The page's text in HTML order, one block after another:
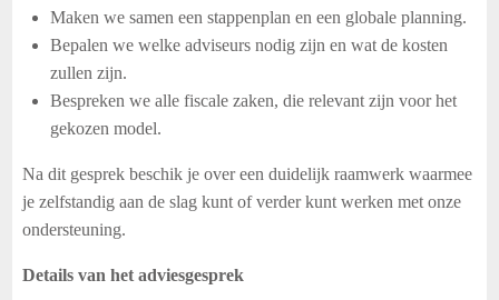
Maken we samen een stappenplan en een globale planning.
Bepalen we welke adviseurs nodig zijn en wat de kosten
zullen zijn.
Bespreken we alle fiscale zaken, die relevant zijn voor het
gekozen model.
Na dit gesprek beschik je over een duidelijk raamwerk waarmee
je zelfstandig aan de slag kunt of verder kunt werken met onze
ondersteuning.
Details van het adviesgesprek